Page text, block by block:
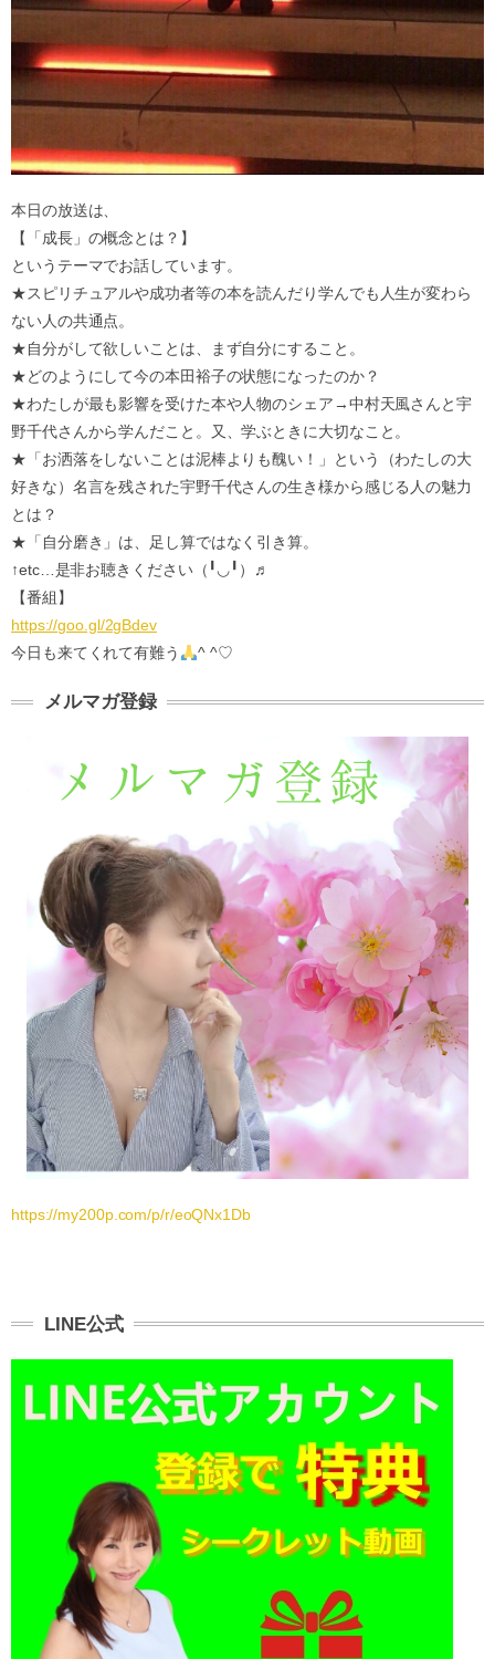
本日の放送は、
【「成長」の概念とは？】
というテーマでお話しています。
★スピリチュアルや成功者等の本を読んだり学んでも人生が変わら
ない人の共通点。
★自分がして欲しいことは、まず自分にすること。
★どのようにして今の本田裕子の状態になったのか？
★わたしが最も影響を受けた本や人物のシェア→中村天風さんと宇
野千代さんから学んだこと。又、学ぶときに大切なこと。
★「お洒落をしないことは泥棒よりも醜い！」という（わたしの大
好きな）名言を残された宇野千代さんの生き様から感じる人の魅力
とは？
★「自分磨き」は、足し算ではなく引き算。
↑etc…是非お聴きください（╹◡╹）♬
【番組】
https://goo.gl/2gBdev
今日も来てくれて有難う
^ ^♡
メルマガ登録
https://my200p.com/p/r/eoQNx1Db
LINE公式